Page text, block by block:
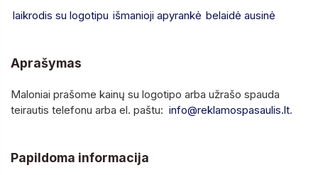
laikrodis su logotipu išmanioji apyrankė belaidė ausinė
Aprašymas
Maloniai prašome kainų su logotipo arba užrašo spauda
teirautis telefonu arba el. paštu: info@reklamospasaulis.lt.
Papildoma informacija